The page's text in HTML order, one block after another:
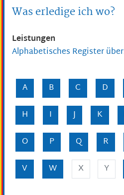
Was erledige ich wo?
Leistungen
Alphabetisches Register
A B C D
H
I J K
O
P Q R
V
W X Y